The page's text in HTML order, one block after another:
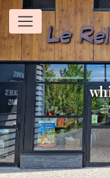
Panneau de gestion